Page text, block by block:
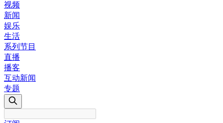
视频
新闻
娱乐
生活
系列节目
直播
播客
互动新闻
专题